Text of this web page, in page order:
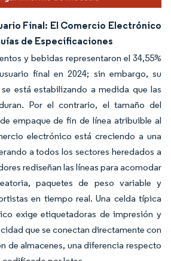
Final: El Comercio Electrónico
de Especificaciones
y bebidas representaron el 34,55%
final en 2024; sin embargo, su
está estabilizando a medida que las
Por el contrario, el tamaño del
empaque de fin de línea atribuible al
electrónico está creciendo a una
a todos los sectores heredados a
rediseñan las líneas para acomodar
paquetes de peso variable y
en tiempo real. Una celda típica
exige etiquetadoras de impresión y
que se conectan directamente con
de almacenes, una diferencia respecto